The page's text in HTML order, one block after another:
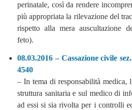
perinatale, così da rendere
più appropriata la rilevazione del
rispetto alla mera auscultazione
feto).
08.03.2016 – Cassazione civile
4540
– In tema di responsabilità medica,
struttura sanitaria e sul medico di
ad essi si sia rivolta per i controlli